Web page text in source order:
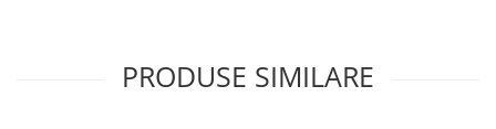
PRODUSE SIMILARE